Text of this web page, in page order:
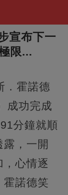
宣布下一
限...
．霍諾德
成功完成
分鐘就順
，一開
心情逐
霍諾德笑